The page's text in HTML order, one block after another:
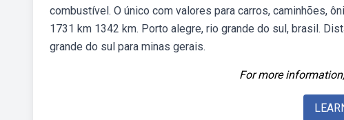
combustível. O único com valores para carros, caminhões,
1731 km 1342 km. Porto alegre, rio grande do sul, brasil.
grande do sul para minas gerais.
For more